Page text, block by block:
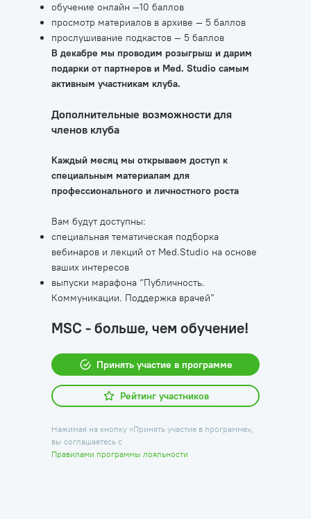
обучение онлайн —10 баллов
просмотр материалов в архиве — 5 баллов
прослушивание подкастов — 5 баллов
В декабре мы проводим розыгрыш и дарим
подарки от партнеров и Med. Studio самым
активным участникам клуба.
Дополнительные возможности для
членов клуба
Каждый месяц мы открываем доступ к
специальным материалам для
профессионального и личностного роста
Вам будут доступны:
специальная тематическая подборка
вебинаров и лекций от Med.Studio на основе
ваших интересов
выпуски марафона “Публичность.
Коммуникации. Поддержка врачей”
MSC - больше, чем обучение!
Принять участие в программе
Нажимая на кнопку «Принять участие в программе»,
вы соглашаетесь с
Правилами программы лояльности
Рейтинг участников